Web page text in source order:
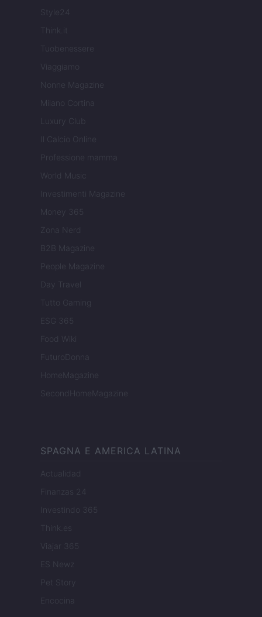
Style24
Think.it
Tuobenessere
Viaggiamo
Nonne Magazine
Milano Cortina
Luxury Club
Il Calcio Online
Professione mamma
World Music
Investimenti Magazine
Money 365
Zona Nerd
B2B Magazine
People Magazine
Day Travel
Tutto Gaming
ESG 365
Food Wiki
FuturoDonna
HomeMagazine
SecondHomeMagazine
SPAGNA E AMERICA LATINA
Actualidad
Finanzas 24
Investindo 365
Think.es
Viajar 365
ES Newz
Pet Story
Encocina